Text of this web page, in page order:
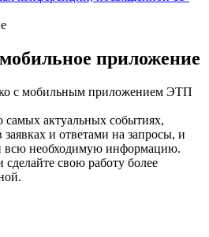
приложение
с мобильным приложением ЭТП
самых актуальных событиях,
и ответами на запросы, и
всю необходимую информацию.
свою работу более